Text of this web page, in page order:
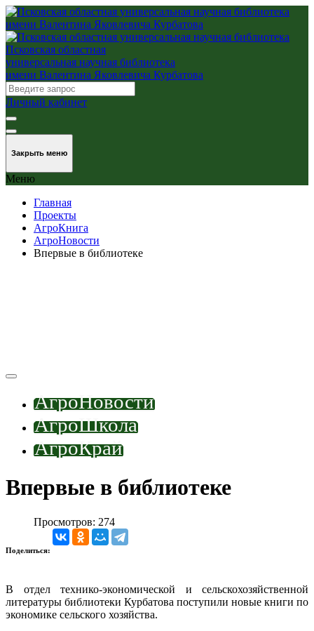
Псковская областная
универсальная научная библиотека
имени Валентина Яковлевича Курбатова
Личный кабинет
Закрыть меню
Меню
Главная
Проекты
АгроКнига
АгроНовости
Впервые в библиотеке
АгроНовости
АгроШкола
АгроКрай
Впервые в библиотеке
Просмотров: 274
Поделиться:
В отдел технико-экономической и сельскохозяйственной
литературы библиотеки Курбатова поступили новые книги по
экономике сельского хозяйства.